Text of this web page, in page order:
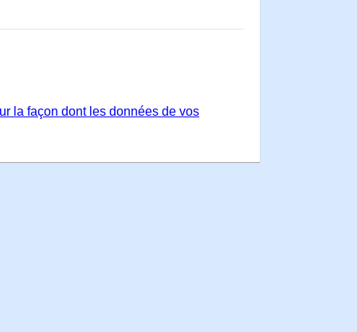
la façon dont les données de vos